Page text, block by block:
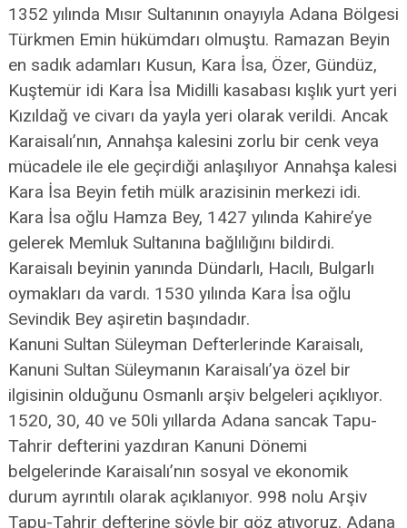
1352 yılında Mısır Sultanının onayıyla Adana Bölgesi
Türkmen Emin hükümdarı olmuştu. Ramazan Beyin
en sadık adamları Kusun, Kara İsa, Özer, Gündüz,
Kuştemür idi Kara İsa Midilli kasabası kışlık yurt yeri
Kızıldağ ve civarı da yayla yeri olarak verildi. Ancak
Karaisalı’nın, Annahşa kalesini zorlu bir cenk veya
mücadele ile ele geçirdiği anlaşılıyor Annahşa kalesi
Kara İsa Beyin fetih mülk arazisinin merkezi idi.
Kara İsa oğlu Hamza Bey, 1427 yılında Kahire’ye
gelerek Memluk Sultanına bağlılığını bildirdi.
Karaisalı beyinin yanında Dündarlı, Hacılı, Bulgarlı
oymakları da vardı. 1530 yılında Kara İsa oğlu
Sevindik Bey aşiretin başındadır.
Kanuni Sultan Süleyman Defterlerinde Karaisalı,
Kanuni Sultan Süleymanın Karaisalı’ya özel bir
ilgisinin olduğunu Osmanlı arşiv belgeleri açıklıyor.
1520, 30, 40 ve 50li yıllarda Adana sancak Tapu-
Tahrir defterini yazdıran Kanuni Dönemi
belgelerinde Karaisalı’nın sosyal ve ekonomik
durum ayrıntılı olarak açıklanıyor. 998 nolu Arşiv
Tapu-Tahrir defterine şöyle bir göz atıyoruz. Adana